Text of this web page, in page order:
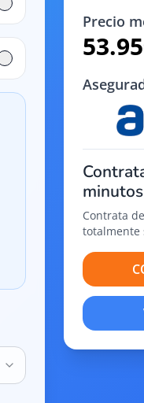
Precio
53.95
minutos
Contrata
totalmente